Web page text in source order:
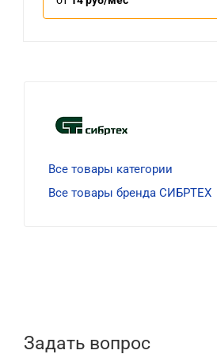
Все товары категории
Все товары бренда СИБРТЕХ
Задать вопрос